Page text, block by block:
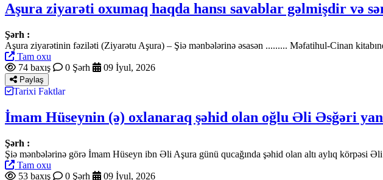
Aşura ziyarəti oxumaq haqda hansı savablar gəlmişdir və
Şərh :
Aşura ziyarətinin fəziləti (Ziyarətu Aşura) – Şiə mənbələrinə əsasən ......... Məfatihul-Cinan
Tam oxu
74 baxış
0 Şərh 09 İyul, 2026
Paylaş
Tarixi Faktlar
İmam Hüseynin (ə) oxlanaraq şəhid olan oğlu Əli Əsğəri
Şərh :
Şiə mənbələrinə görə İmam Hüseyn ibn Əli Aşura günü qucağında şəhid olan altı aylıq körpəsi
Tam oxu
53 baxış
0 Şərh 09 İyul, 2026